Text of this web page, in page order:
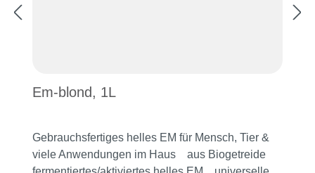
Em-blond, 1L
Gebrauchsfertiges helles EM für Mensch, Tier &
viele Anwendungen im Haus aus Biogetreide